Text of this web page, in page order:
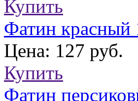
Купить
Фатин красный
Цена: 127 руб.
Купить
Фатин